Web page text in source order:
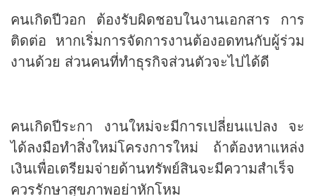
คนเกิดปีวอก ต้องรับผิดชอบในงานเอกสาร การ
ติดต่อ หากเริ่มการจัดการงานต้องอดทนกับผู้ร่วม
งานด้วย ส่วนคนที่ทำธุรกิจส่วนตัวจะไปได้ดี
คนเกิดปีระกา งานใหม่จะมีการเปลี่ยนแปลง จะ
ได้ลงมือทำสิ่งใหม่โครงการใหม่ ถ้าต้องหาแหล่ง
เงินเพื่อเตรียมจ่ายด้านทรัพย์สินจะมีความสำเร็จ
ควรรักษาสุขภาพอย่าหักโหม